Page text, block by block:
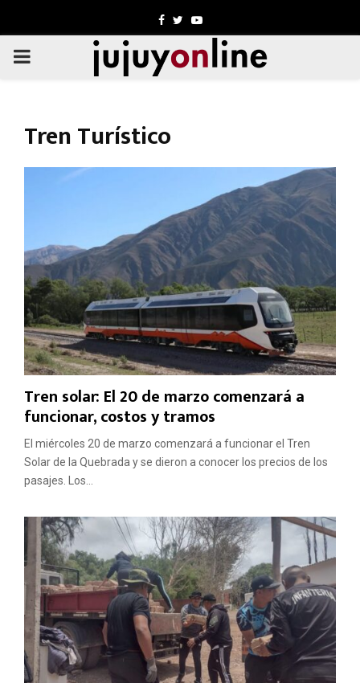
Facebook
TwitterYoutube
PRIMARY
Tren Turístico
Tren solar: El 20 de marzo comenzará a
funcionar, costos y tramos
El miércoles 20 de marzo comenzará a funcionar el Tren
Solar de la Quebrada y se dieron a conocer los precios de los
pasajes. Los...